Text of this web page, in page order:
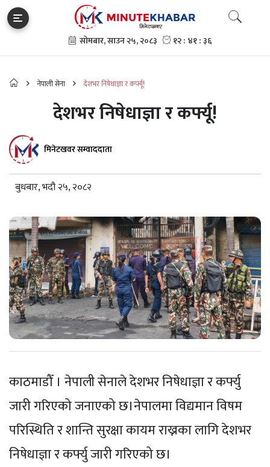
नेपाली सेना देशभर निषेधाज्ञा र कर्फ्यू!
देशभर निषेधाज्ञा र कर्फ्यू!
मिनेटखवर सम्वाददाता
बुधबार, भदौ २५, २०८२
काठमाडौँ । नेपाली सेनाले देशभर निषेधाज्ञा र कर्फ्यु
जारी गरिएको जनाएको छ।नेपालमा विद्यमान विषम
परिस्थिति र शान्ति सुरक्षा कायम राख्नका लागि देशभर
निषेधाज्ञा र कर्फ्यु जारी गरिएको छ।